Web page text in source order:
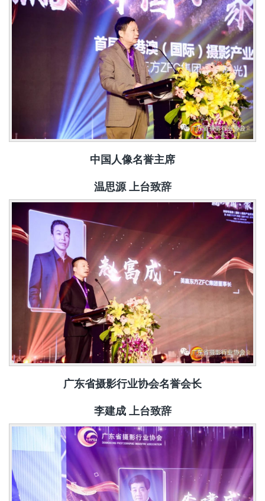
中国人像名誉主席
温思源 上台致辞
广东省摄影行业协会名誉会长
李建成 上台致辞